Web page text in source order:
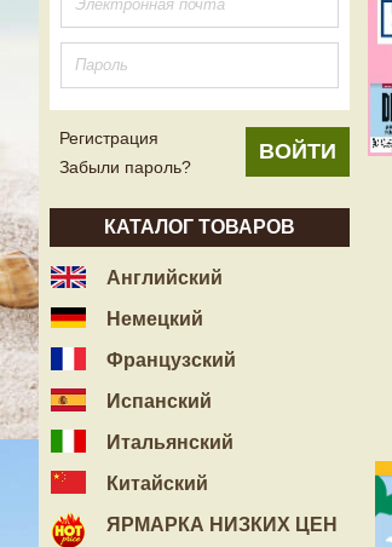
Регистрация
Забыли пароль?
КАТАЛОГ ТОВАРОВ
Английский
Немецкий
Французский
Испанский
Итальянский
Китайский
ЯРМАРКА НИЗКИХ ЦЕН